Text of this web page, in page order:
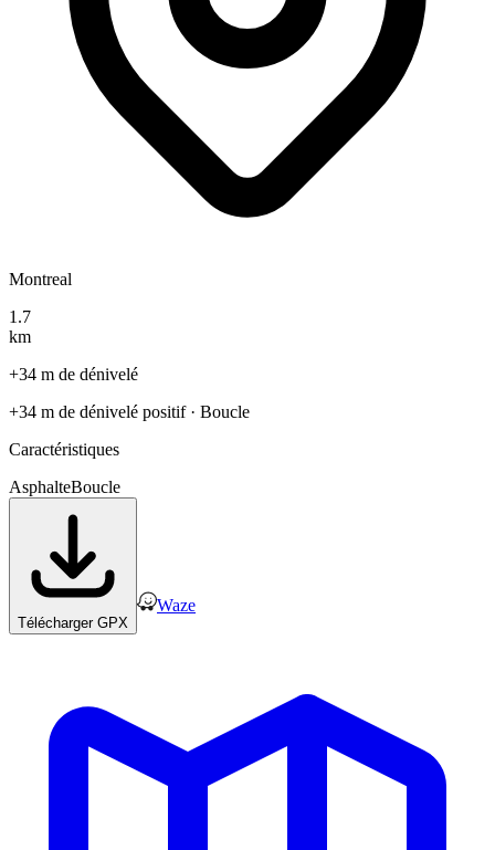
Montreal
1.7
km
+34 m de dénivelé
+34 m de dénivelé positif· Boucle
Caractéristiques
AsphalteBoucle
Télécharger GPX
Waze